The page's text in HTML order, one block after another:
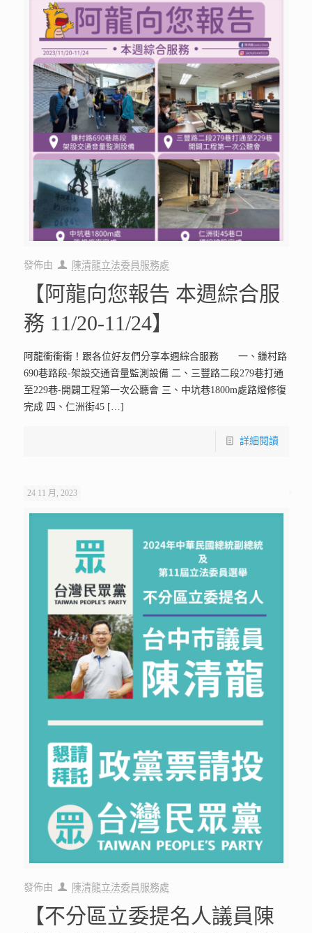
發佈由 陳清龍立法委員服務處
【阿龍向您報告 本週綜合服
務 11/20-11/24】
阿龍衝衝衝！跟各位好友們分享本週綜合服務 一、鎌村路
690巷路段-架設交通音量監測設備 二、三豐路二段279巷打通
至229巷-開闢工程第一次公聽會 三、中坑巷1800m處路燈修復
完成 四、仁洲街45[…]
詳細閱讀
24 11 月, 2023
發佈由 陳清龍立法委員服務處
【不分區立委提名人議員陳